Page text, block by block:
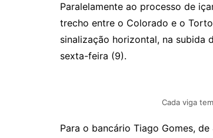
Paralelamente ao processo de
trecho entre o Colorado e o
sinalização horizontal, na subida
sexta-feira (9).
Cada viga
Para o bancário Tiago Gomes,